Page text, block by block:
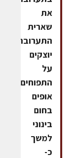
את
שארית
התערובת
יוצקים
על
התפוחים.
אופים
בחום
בינוני
למשך
כ-